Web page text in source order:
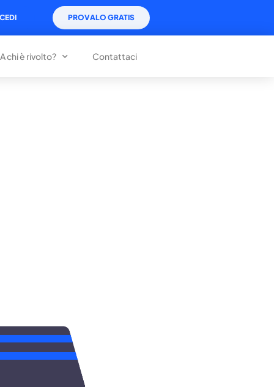
PROVALO GRATIS
A chi è rivolto? Contattaci